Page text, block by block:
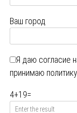
Ваш город
Я даю согласие
принимаю
4+19=